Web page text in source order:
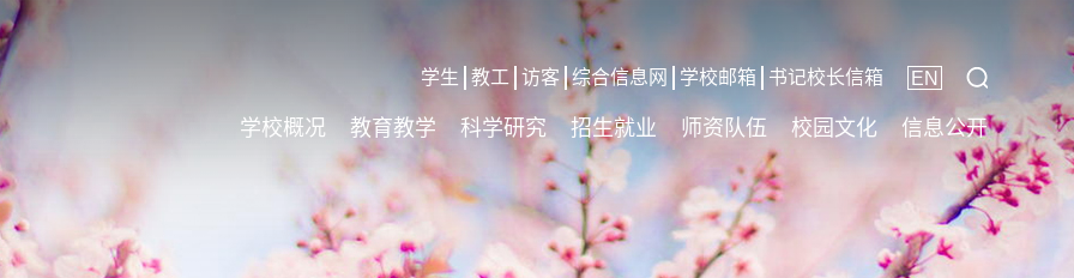
学生 教工 访客 综合信息网 学校邮箱 书记校长信箱 EN
学校概况 教育教学 科学研究 招生就业 师资队伍 校园文化 信息公开